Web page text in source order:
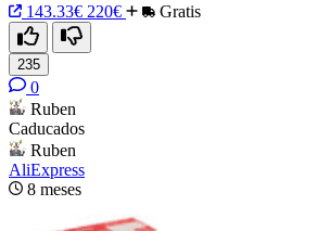
143.33€ 220€ Gratis
235
0
Ruben
Caducados
Ruben
AliExpress
8 meses